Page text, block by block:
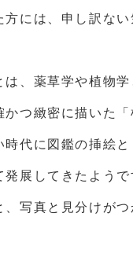
には、申し訳ない
は、薬草学や植物
つ緻密に描いた「
代に図鑑の挿絵と
展してきたようで
写真と見分けがつ